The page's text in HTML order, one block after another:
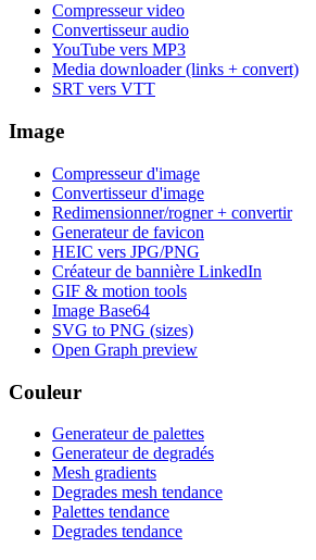
Compresseur video
Convertisseur audio
YouTube vers MP3
Media downloader (links + convert)
SRT vers VTT
Image
Compresseur d'image
Convertisseur d'image
Redimensionner/rogner + convertir
Generateur de favicon
HEIC vers JPG/PNG
Créateur de bannière LinkedIn
GIF & motion tools
Image Base64
SVG to PNG (sizes)
Open Graph preview
Couleur
Generateur de palettes
Generateur de degradés
Mesh gradients
Degrades mesh tendance
Palettes tendance
Degrades tendance